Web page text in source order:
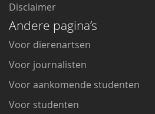
Disclaimer
Andere pagina’s
Voor dierenartsen
Voor journalisten
Voor aankomende studenten
Voor studenten